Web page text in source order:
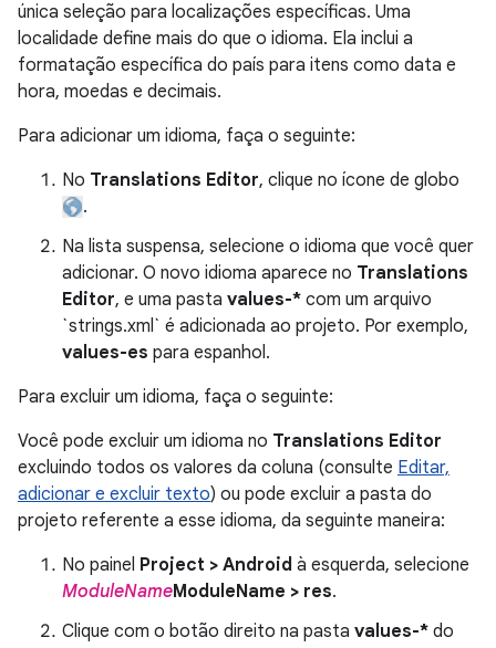
única seleção para localizações específicas. Uma
localidade define mais do que o idioma. Ela inclui a
formatação específica do país para itens como data e
hora, moedas e decimais.
Para adicionar um idioma, faça o seguinte:
No Translations Editor, clique no ícone de globo
.
Na lista suspensa, selecione o idioma que você quer
adicionar. O novo idioma aparece no Translations
Editor, e uma pasta values-* com um arquivo
`strings.xml` é adicionada ao projeto. Por exemplo,
values-es para espanhol.
Para excluir um idioma, faça o seguinte:
Você pode excluir um idioma no Translations Editor
excluindo todos os valores da coluna (consulte Editar,
adicionar e excluir texto) ou pode excluir a pasta do
projeto referente a esse idioma, da seguinte maneira:
No painel Project > Android à esquerda, selecione
ModuleNameModuleName > res.
Clique com o botão direito na pasta values-* do